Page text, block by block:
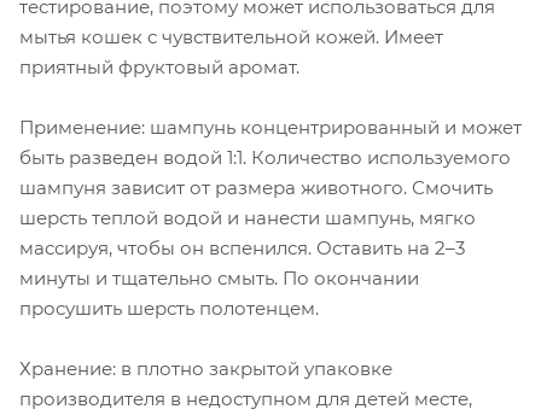
тестирование, поэтому может использоваться для
мытья кошек с чувствительной кожей. Имеет
приятный фруктовый аромат.
Применение: шампунь концентрированный и может
быть разведен водой 1:1. Количество используемого
шампуня зависит от размера животного. Смочить
шерсть теплой водой и нанести шампунь, мягко
массируя, чтобы он вспенился. Оставить на 2–3
минуты и тщательно смыть. По окончании
просушить шерсть полотенцем.
Хранение: в плотно закрытой упаковке
производителя в недоступном для детей месте,